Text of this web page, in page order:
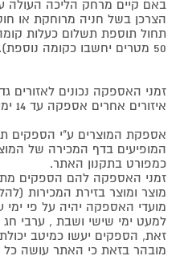
הצרכן בשל חניה מרוחקת או
תחול תוספת תשלום כעלות
50 מטרים יחשבו כקומה נוספת).
זמני האספקה נכונים לאזורים
איזורים אחרים אספקה עד 14 ימי עסקים נוספים
אספקת המוצרים ע"י הספקים
המופיעים בדף המכירה של
כמפורט בתקנון האתר.
זמני האספקה להם הספקים
מוצר ומוצר בזירת המכירות
מועדי האספקה יהיה על פי ימי
למעט ימי שישי ושבת , ערבי חג
זאת, הספקים יעשו כמיטב
מובהר בזאת כי האתר עושה